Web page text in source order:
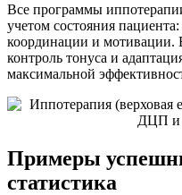
Все программы
учетом состояния
координации и мотивации.
контроль тонуса и
максимальной
Примеры
статистика